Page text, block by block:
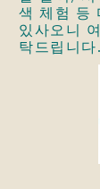
색 체험 등
있사오니
탁드립니다.